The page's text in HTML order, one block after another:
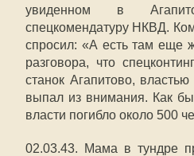
увиденном в
спецкомендатуру НКВД.
спросил: «А есть там еще
разговора, что
станок Агапитово,
выпал из внимания. Как
власти погибло около 500
02.03.43. Мама в тундре